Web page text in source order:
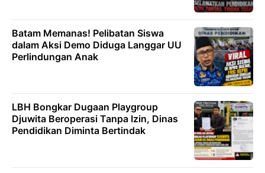
Batam Memanas! Pelibatan Siswa
dalam Aksi Demo Diduga Langgar UU
Perlindungan Anak
LBH Bongkar Dugaan Playgroup
Djuwita Beroperasi Tanpa Izin, Dinas
Pendidikan Diminta Bertindak